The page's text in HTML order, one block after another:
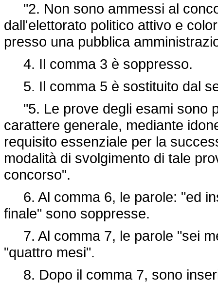
"2. Non sono ammessi al
dall'elettorato politico attivo e
presso una pubblica
4. Il comma 3 è soppresso.
5. Il comma 5 è sostituito dal
"5. Le prove degli esami sono
carattere generale, mediante
requisito essenziale per la
modalità di svolgimento di tale
concorso".
6. Al comma 6, le parole: "ed
finale" sono soppresse.
7. Al comma 7, le parole "sei
"quattro mesi".
8. Dopo il comma 7, sono